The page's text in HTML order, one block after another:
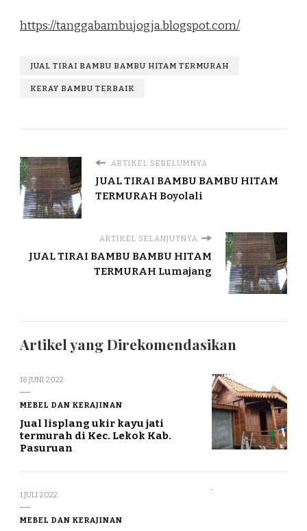
https://tanggabambujogja.blogspot.com/
JUAL TIRAI BAMBU BAMBU HITAM TERMURAH
KERAY BAMBU TERBAIK
ARTIKEL SEBELUMNYA
JUAL TIRAI BAMBU BAMBU HITAM
TERMURAH Boyolali
ARTIKEL SELANJUTNYA
JUAL TIRAI BAMBU BAMBU HITAM
TERMURAH Lumajang
Artikel yang Direkomendasikan
18 JUNI 2022
MEBEL DAN KERAJINAN
Jual lisplang ukir kayu jati
termurah di Kec. Lekok Kab.
Pasuruan
1 JULI 2022
MEBEL DAN KERAJINAN